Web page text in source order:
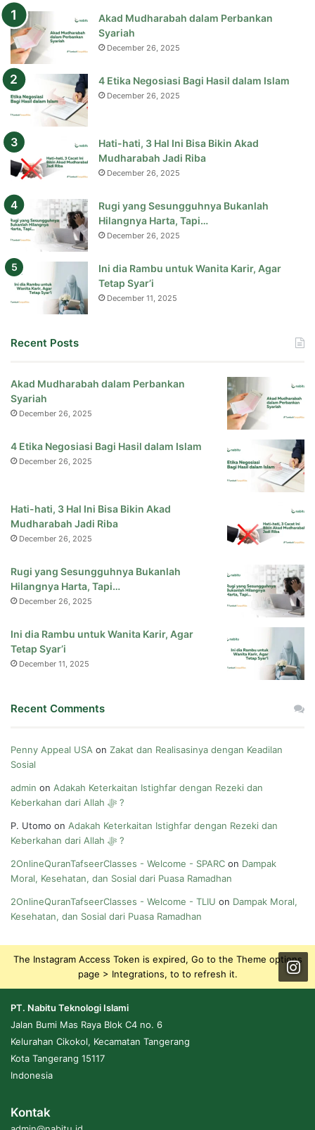
Akad Mudharabah dalam Perbankan
Syariah
December 26, 2025
4 Etika Negosiasi Bagi Hasil dalam Islam
December 26, 2025
Hati-hati, 3 Hal Ini Bisa Bikin Akad
Mudharabah Jadi Riba
December 26, 2025
Rugi yang Sesungguhnya Bukanlah
Hilangnya Harta, Tapi…
December 26, 2025
Ini dia Rambu untuk Wanita Karir, Agar
Tetap Syar’i
December 11, 2025
Recent Posts
Akad Mudharabah dalam Perbankan
Syariah
December 26, 2025
4 Etika Negosiasi Bagi Hasil dalam Islam
December 26, 2025
Hati-hati, 3 Hal Ini Bisa Bikin Akad
Mudharabah Jadi Riba
December 26, 2025
Rugi yang Sesungguhnya Bukanlah
Hilangnya Harta, Tapi…
December 26, 2025
Ini dia Rambu untuk Wanita Karir, Agar
Tetap Syar’i
December 11, 2025
Recent Comments
Penny Appeal USA on Zakat dan Realisasinya dengan Keadilan
Sosial
admin on Adakah Keterkaitan Istighfar dengan Rezeki dan
Keberkahan dari Allah ﷻ ?
P. Utomo on Adakah Keterkaitan Istighfar dengan Rezeki dan
Keberkahan dari Allah ﷻ ?
2OnlineQuranTafseerClasses - Welcome - SPARC on Dampak
Moral, Kesehatan, dan Sosial dari Puasa Ramadhan
2OnlineQuranTafseerClasses - Welcome - TLIU on Dampak Moral,
Kesehatan, dan Sosial dari Puasa Ramadhan
The Instagram Access Token is expired, Go to the Theme options
page > Integrations, to to refresh it.
PT. Nabitu Teknologi Islami
Jalan Bumi Mas Raya Blok C4 no. 6
Kelurahan Cikokol, Kecamatan Tangerang
Kota Tangerang 15117
Indonesia
Kontak